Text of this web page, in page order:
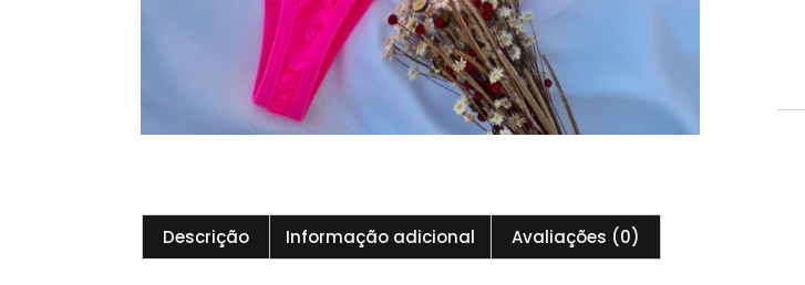
Descrição Informação adicional Avaliações (0)